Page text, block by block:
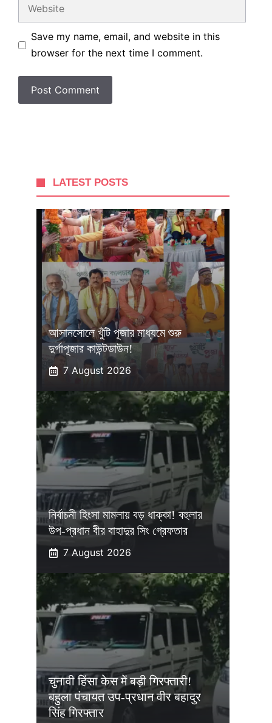
Save my name, email, and website in this
browser for the next time I comment.
LATEST POSTS
আসানসোলে খুঁটি পূজার মাধ্যমে শুরু
দুর্গাপূজার কাউন্টডাউন!
7 August 2026
নির্বাচনী হিংসা মামলায় বড় ধাক্কা! বহুলার
উপ-প্রধান বীর বাহাদুর সিং গ্রেফতার
7 August 2026
चुनावी हिंसा केस में बड़ी गिरफ्तारी!
बहुला पंचायत उप-प्रधान वीर बहादुर
सिंह गिरफ्तार